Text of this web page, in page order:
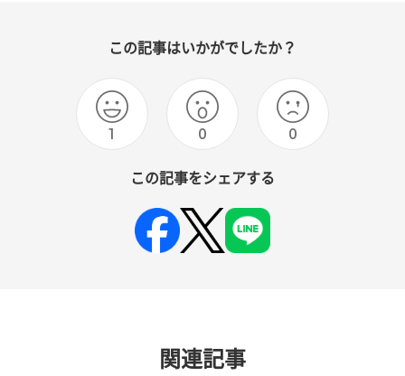
この記事はいかがでしたか？
1 0 0
この記事をシェアする
関連記事